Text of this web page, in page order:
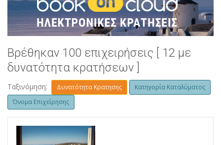
Βρέθηκαν 100 επιχειρήσεις [ 12 με
δυνατότητα κρατήσεων ]
Ταξινόμηση: Δυνατότητα Κρατησης
Κατηγορία Καταλύματος
Όνομα Επιχείρησης